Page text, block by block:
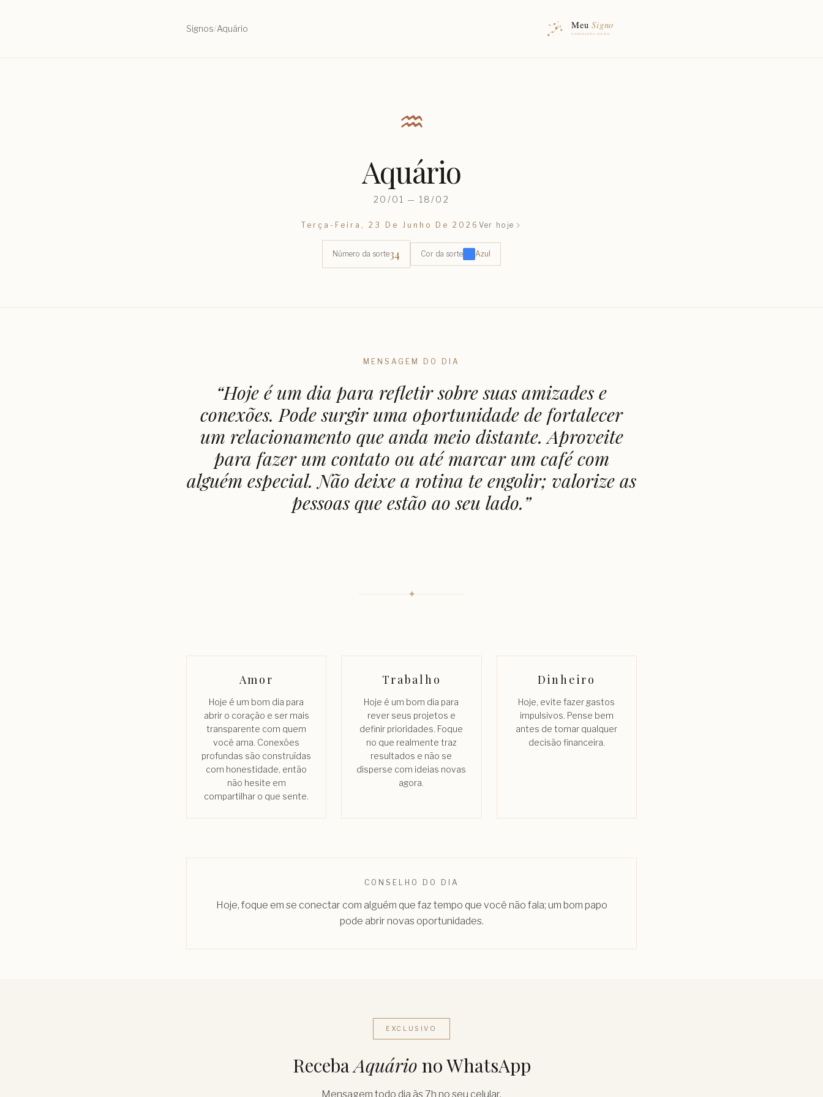
Signos/Aquário
♒︎
Aquário
20/01 — 18/02
Terça-Feira, 23 De Junho De 2026 Ver hoje
Número da sorte34 Cor da sorte Azul
MENSAGEM DO DIA
“Hoje é um dia para refletir sobre suas amizades e
conexões. Pode surgir uma oportunidade de fortalecer
um relacionamento que anda meio distante. Aproveite
para fazer um contato ou até marcar um café com
alguém especial. Não deixe a rotina te engolir; valorize as
pessoas que estão ao seu lado.”
✦
Amor
Hoje é um bom dia para
abrir o coração e ser mais
transparente com quem
você ama. Conexões
profundas são construídas
com honestidade, então
não hesite em
compartilhar o que sente.
Trabalho
Hoje é um bom dia para
rever seus projetos e
definir prioridades. Foque
no que realmente traz
resultados e não se
disperse com ideias novas
agora.
Dinheiro
Hoje, evite fazer gastos
impulsivos. Pense bem
antes de tomar qualquer
decisão financeira.
CONSELHO DO DIA
Hoje, foque em se conectar com alguém que faz tempo que você não fala; um bom papo
pode abrir novas oportunidades.
EXCLUSIVO
RecebaAquário no WhatsApp
Mensagem todo dia às 7h no seu celular.